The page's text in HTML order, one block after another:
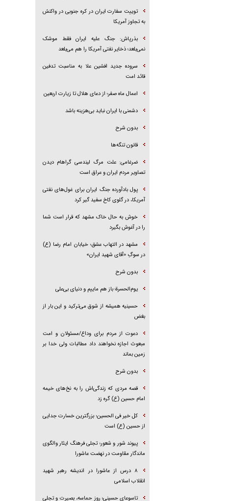
توییت سفارت ایران در کره جنوبی در واکنش
به تجاوز آمریکا
بذرپاش: ‏جنگ علیه ایران فقط موشک
نمی‌بلعد؛ ذخایر نفتی آمریکا را هم می‌بلعد
سروده جدید افشین علا به مناسبت تدفین
قائد امت
اعمال ماه صفر؛ از دعای هلال تا زیارت اربعین
دشمنی با ایران نباید بی‌هزینه باشد
بدون شرح
قانون تنگه‌ها
ضرغامی: علت مرگ لیندسی گراهام دیدن
تصاویر مردم ایران و عراق است
پول بادآورده جنگ ایران برای غول‌های نفتی
آمریکا، در گلوی کاخ سفید گیر کرد
خوش به حال خاک مشهد که قرار است شما
را در آغوش بگیرد
مشهد در التهاب عشق؛ خیابان امام رضا (ع)
در سوگِ «آقای شهید ایران»
بدون شرح
یوم‌الحسرة؛ باز هم ماییم و دنیای بی‌علی
حسینیه همیشه از شوق می‌ترکید و این بار از
بغض
دعوت از مردم برای وداع/مسئولان و امت
مبعوث اجازه نخواهند داد مطالبات ولی خدا بر
زمین بماند
بدون شرح
قصه مردی که زندگی‌اش را به نخ‌های خیمه
امام حسین (ع) گره زد
کل خیر فی الحسین؛ بزرگترین خسارت جدایی
از حسین (ع) است
پیوند شور و شعور؛ تجلی فرهنگ ایثار والگوی
ماندگار مقاومت در نهضت عاشورا
۸ درس از عاشورا در اندیشه رهبر شهید
انقلاب اسلامی
تاسوعای حسینی؛ روز حماسه، بصیرت و تجلی